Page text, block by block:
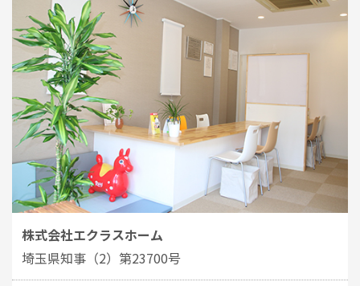
株式会社エクラスホーム
埼玉県知事（2）第23700号